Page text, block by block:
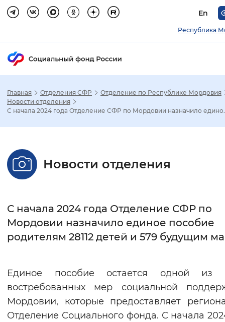
En
Республика
Настройка режима отображения
Стандартный Увеличенный
Интервал между буквами
Цвет сайта
Монохромный Инверсивный
Главная Отделения СФР
Отделение по Республике Мордовия
Новости отделения
С начала 2024 года Отделение СФР по Мордовии назначило
Новости отделения
С начала 2024 года Отделение СФР по
Мордовии назначило единое пособие
родителям 28112 детей и 579 будущим
Единое пособие остается одной из
востребованных мер социальной
Мордовии, которые предоставляет
Отделение Социального фонда. С начала